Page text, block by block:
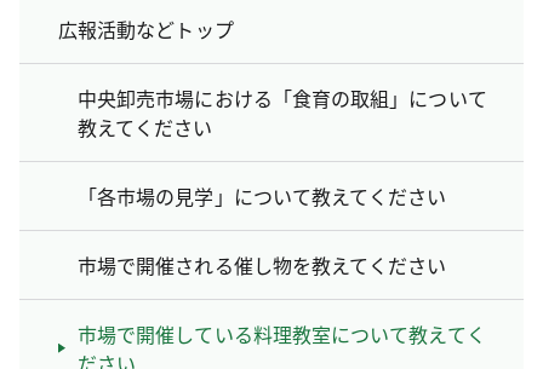
広報活動などトップ
中央卸売市場における「食育の取組」について
教えてください
「各市場の見学」について教えてください
市場で開催される催し物を教えてください
市場で開催している料理教室について教えてく
ださい